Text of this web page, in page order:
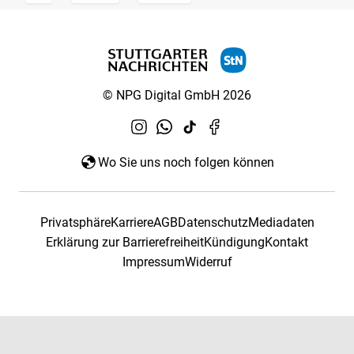
© NPG Digital GmbH 2026
Wo Sie uns noch folgen können
PrivatsphäreKarriereAGBDatenschutzMediadaten
Erklärung zur BarrierefreiheitKündigungKontakt
ImpressumWiderruf